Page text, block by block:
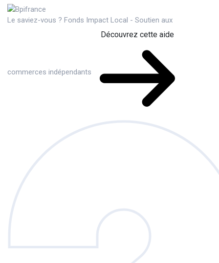
Le saviez-vous ? Fonds Impact Local - Soutien aux
commerces indépendants
Découvrez cette aide